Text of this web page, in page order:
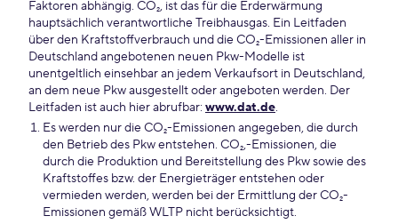
Faktoren abhängig. CO₂, ist das für die Erderwärmung
hauptsächlich verantwortliche Treibhausgas. Ein Leitfaden
über den Kraftstoffverbrauch und die CO₂-Emissionen aller in
Deutschland angebotenen neuen Pkw-Modelle ist
unentgeltlich einsehbar an jedem Verkaufsort in Deutschland,
an dem neue Pkw ausgestellt oder angeboten werden. Der
Leitfaden ist auch hier abrufbar: www.dat.de.
Es werden nur die CO₂-Emissionen angegeben, die durch
den Betrieb des Pkw entstehen. CO₂,-Emissionen, die
durch die Produktion und Bereitstellung des Pkw sowie des
Kraftstoffes bzw. der Energieträger entstehen oder
vermieden werden, werden bei der Ermittlung der CO₂-
Emissionen gemäß WLTP nicht berücksichtigt.